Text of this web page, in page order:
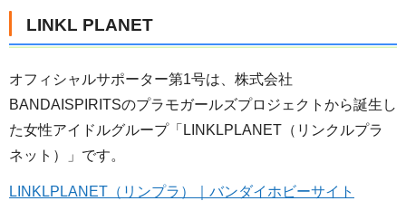
LINKL PLANET
オフィシャルサポーター第1号は、株式会社
BANDAISPIRITSのプラモガールズプロジェクトから誕生し
た女性アイドルグループ「LINKLPLANET（リンクルプラ
ネット）」です。
LINKLPLANET（リンプラ）｜バンダイホビーサイト